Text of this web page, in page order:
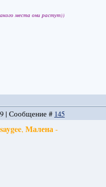
места они растут))
| Сообщение # 145
saygee, Малена-